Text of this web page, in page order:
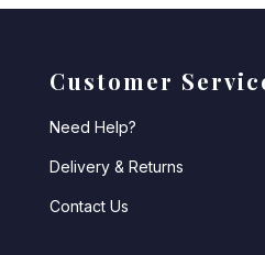
Customer
Need Help?
Delivery & Returns
Contact Us